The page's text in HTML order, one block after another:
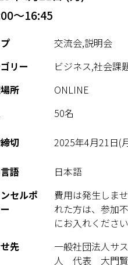
～16:45
交流会,説明会
リー
ビジネス,社会課
所
ONLINE
50名
切 2025年4月21日(
語
日本語
セルポ
費用は発生しま
れた方は、参加
にお入れください
先
一般社団法人サ
人 代表 大門